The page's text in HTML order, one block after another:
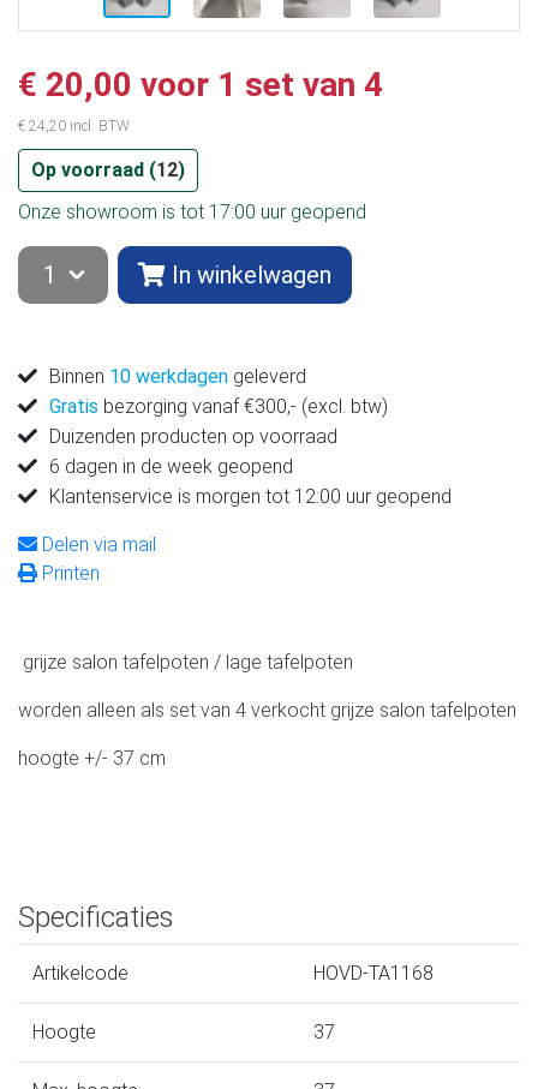
€ 20,00 voor 1 set van 4
€ 24,20 incl. BTW
Op voorraad (12)
Onze showroom is tot 17:00 uur geopend
In winkelwagen
Binnen 10 werkdagen geleverd
Gratis bezorging vanaf €300,- (excl. btw)
Duizenden producten op voorraad
6 dagen in de week geopend
Klantenservice is morgen tot 12:00 uur geopend
Delen via mail
Printen
grijze salon tafelpoten / lage tafelpoten
worden alleen als set van 4 verkocht grijze salon tafelpoten
hoogte +/- 37 cm
Specificaties
Artikelcode HOVD-TA1168
Hoogte 37